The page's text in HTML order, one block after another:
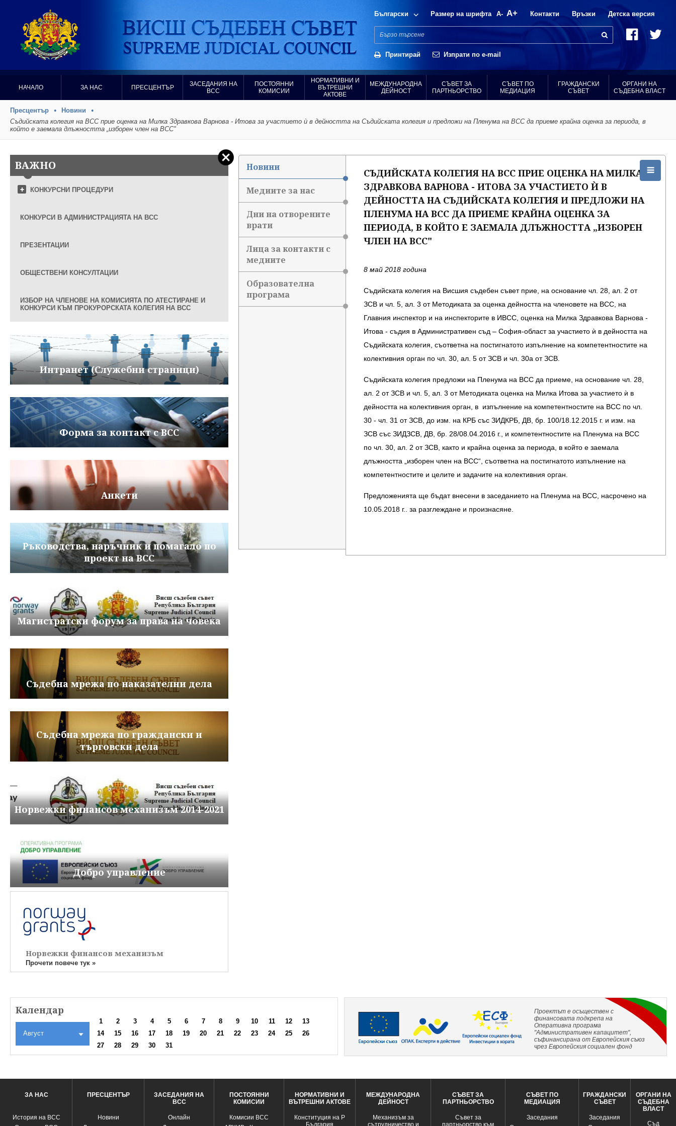
Български Размер на шрифта A- A+ Контакти Връзки Детска версия
Принтирай Изпрати по e-mail
НАЧАЛО ЗА НАС ПРЕСЦЕНТЪР
ЗАСЕДАНИЯ НА
ВСС
ПОСТОЯННИ
КОМИСИИ
НОРМАТИВНИ И
ВЪТРЕШНИ
АКТОВЕ
МЕЖДУНАРОДНА
ДЕЙНОСТ
СЪВЕТ ЗА
ПАРТНЬОРСТВО
СЪВЕТ ПО
МЕДИАЦИЯ
ГРАЖДАНСКИ
СЪВЕТ
ОРГАНИ НА
СЪДЕБНА ВЛАСТ
Пресцентър
Новини
Съдийската колегия на ВСС прие оценка на Милка Здравкова Варнова - Итова за участието ѝ в дейността на Съдийската колегия и предложи на Пленума на ВСС да приеме крайна оценка за периода, в
който е заемала длъжността „изборен член на ВСС"
ВАЖНО
КОНКУРСНИ ПРОЦЕДУРИ
КОНКУРСИ В АДМИНИСТРАЦИЯТА НА ВСС
ПРЕЗЕНТАЦИИ
ОБЩЕСТВЕНИ КОНСУЛТАЦИИ
ИЗБОР НА ЧЛЕНОВЕ НА КОМИСИЯТА ПО АТЕСТИРАНЕ И
КОНКУРСИ КЪМ ПРОКУРОРСКАТА КОЛЕГИЯ НА ВСС
Интранет (Служебни страници)
Форма за контакт с ВСС
Анкети
Ръководства, наръчник и помагало по
проект на ВСС
Магистратски форум за права на човека
Съдебна мрежа по наказателни дела
Съдебна мрежа по граждански и
търговски дела
Норвежки финансов механизъм 2014-2021
Добро управление
Норвежки финансов механизъм
Прочети повече тук »
Новини
Медиите за нас
Дни на отворените
врати
Лица за контакти с
медиите
Образователна
програма
СЪДИЙСКАТА КОЛЕГИЯ НА ВСС ПРИЕ ОЦЕНКА НА МИЛКА
ЗДРАВКОВА ВАРНОВА - ИТОВА ЗА УЧАСТИЕТО Ѝ В
ДЕЙНОСТТА НА СЪДИЙСКАТА КОЛЕГИЯ И ПРЕДЛОЖИ НА
ПЛЕНУМА НА ВСС ДА ПРИЕМЕ КРАЙНА ОЦЕНКА ЗА
ПЕРИОДА, В КОЙТО Е ЗАЕМАЛА ДЛЪЖНОСТТА „ИЗБОРЕН
ЧЛЕН НА ВСС"
8 май 2018 година
Съдийската колегия на Висшия съдебен съвет прие, на основание чл. 28, ал. 2 от
ЗСВ и чл. 5, ал. 3 от Методиката за оценка дейността на членовете на ВСС, на
Главния инспектор и на инспекторите в ИВСС, оценка на Милка Здравкова Варнова -
Итова - съдия в Административен съд – София-област за участието ѝ в дейността на
Съдийската колегия, съответна на постигнатото изпълнение на компетентностите на
колективния орган по чл. 30, ал. 5 от ЗСВ и чл. 30а от ЗСВ.
Съдийската колегия предложи на Пленума на ВСС да приеме, на основание чл. 28,
ал. 2 от ЗСВ и чл. 5, ал. 3 от Методиката оценка на Милка Итова за участието ѝ в
дейността на колективния орган, в изпълнение на компетентностите на ВСС по чл.
30 - чл. 31 от ЗСВ, до изм. на КРБ със ЗИДКРБ, ДВ, бр. 100/18.12.2015 г. и изм. на
ЗСВ със ЗИДЗСВ, ДВ, бр. 28/08.04.2016 г., и компетентностите на Пленума на ВСС
по чл. 30, ал. 2 от ЗСВ, както и крайна оценка за периода, в който е заемала
длъжността „изборен член на ВСС“, съответна на постигнатото изпълнение на
компетентностите и целите и задачите на колективния орган.
Предложенията ще бъдат внесени в заседанието на Пленума на ВСС, насрочено на
10.05.2018 г.. за разглеждане и произнасяне.
Календар
Август
1 2 3 4 5 6 7 8 9 10 11 12
13
14
15 16 17 18 19 20 21 22 23 24 25
26
27
28 29 30 31
Проектът е осъществен с
финансовата подкрепа на
Оперативна програма
"Административен капацитет",
съфинансирана от Европейския съюз
чрез Европейския социален фонд
ЗА НАС
История на ВСС
ПРЕСЦЕНТЪР
Новини
ЗАСЕДАНИЯ НА
ВСС
Oнлайн
ПОСТОЯННИ
КОМИСИИ
Комисии ВСС
НОРМАТИВНИ И
ВЪТРЕШНИ АКТОВЕ
Конституция на Р
България
МЕЖДУНАРОДНА
ДЕЙНОСТ
Механизъм за
сътрудничество и
СЪВЕТ ЗА
ПАРТНЬОРСТВО
Съвет за
партньорство към
СЪВЕТ ПО
МЕДИАЦИЯ
Заседания
ГРАЖДАНСКИ
СЪВЕТ
Заседания
ОРГАНИ НА
СЪДЕБНА
ВЛАСТ
Съд